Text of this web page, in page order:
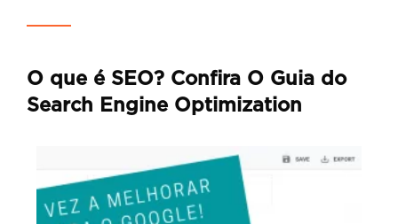
O que é SEO? Confira O Guia do
Search Engine Optimization